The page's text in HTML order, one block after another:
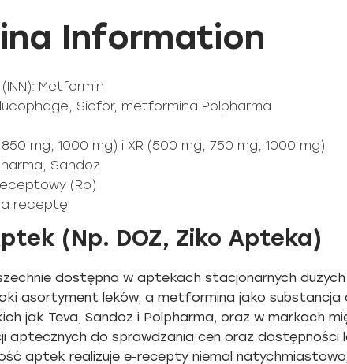
Information
Metformin
Siofor, metformina Polpharma
mg, 1000 mg) i XR (500 mg, 750 mg, 1000 mg)
Sandoz
(Rp)
receptę
(Np. DOZ, Ziko Apteka)
dostępna w aptekach stacjonarnych
asortyment leków, a metformina jako substancja
jak Teva, Sandoz i Polpharma, oraz w markach
aptecznych do sprawdzania cen oraz
aptek realizuje e-recepty niemal